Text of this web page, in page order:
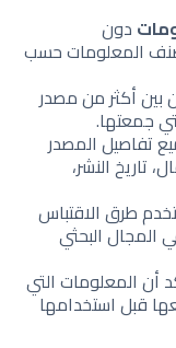
دون
المعلومات حسب
أكثر من مصدر
جمعتها.
المصدر
النشر،
طرق الاقتباس
البحثي
المعلومات التي
قبل استخدامها